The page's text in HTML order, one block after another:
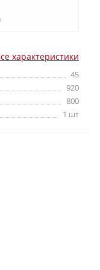
характеристики
45
920
800
1 шт